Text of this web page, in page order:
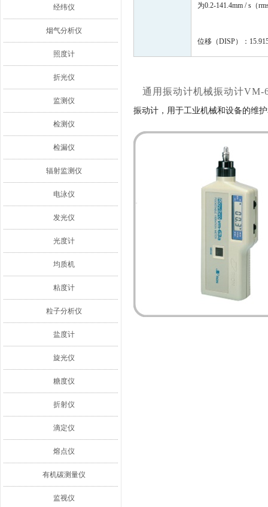
经纬仪
烟气分析仪
照度计
折光仪
监测仪
检测仪
检漏仪
辐射监测仪
电泳仪
发光仪
光度计
均质机
粘度计
粒子分析仪
盐度计
旋光仪
糖度仪
折射仪
滴定仪
熔点仪
有机碳测量仪
监视仪
为0.2-141.4mm / s（
位移（DISP）：
通用振动计机械振动计VM-
振动计，用于工业机械和设备的维